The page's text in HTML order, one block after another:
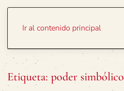
Ir al contenido principal
Etiqueta: poder simbólico